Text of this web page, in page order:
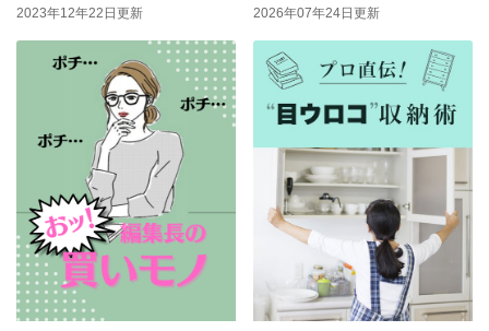
2023年12年22日更新 2026年07年24日更新